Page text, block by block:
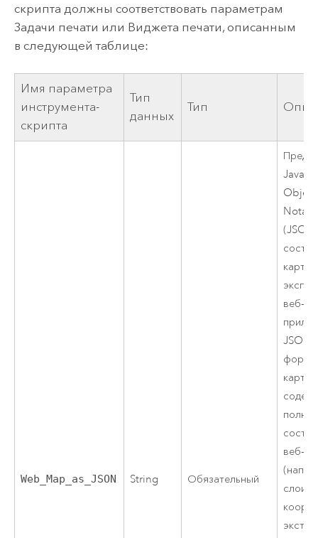
скрипта должны соответствовать параметрам
Задачи печати или Виджета печати, описанным
в следующей таблице:
Имя параметра
инструмента-
скрипта
Тип
данных
Тип
Web_Map_as_JSON String Обязательный
Object
карты
веб-
JSON
веб-
слои,